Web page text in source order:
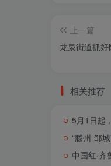
上一篇
龙泉街道抓
相关推荐
5月1日起
“滕州-邹
中国红·